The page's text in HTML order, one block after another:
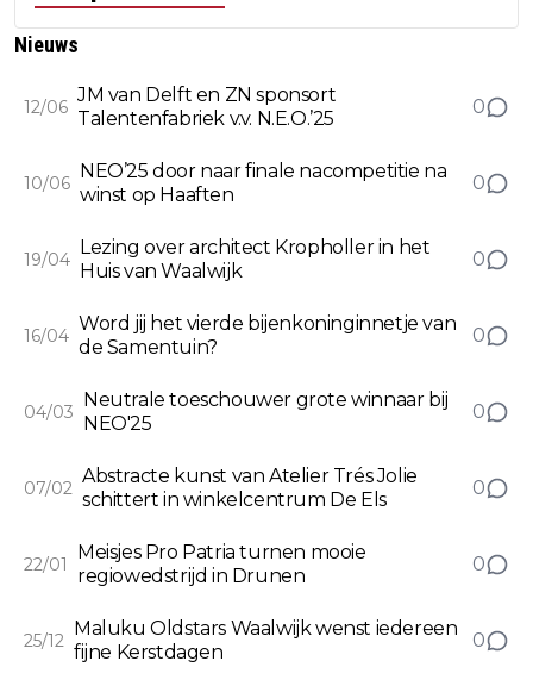
Nieuws
12/06
JM van Delft en ZN sponsort
Talentenfabriek v.v. N.E.O.’25
0
10/06
NEO’25 door naar finale nacompetitie na
winst op Haaften
0
19/04
Lezing over architect Kropholler in het
Huis van Waalwijk
0
16/04
Word jij het vierde bijenkoninginnetje van
de Samentuin?
0
04/03
Neutrale toeschouwer grote winnaar bij
NEO'25
0
07/02
Abstracte kunst van Atelier Trés Jolie
schittert in winkelcentrum De Els
0
22/01
Meisjes Pro Patria turnen mooie
regiowedstrijd in Drunen
0
25/12
Maluku Oldstars Waalwijk wenst iedereen
fijne Kerstdagen
0